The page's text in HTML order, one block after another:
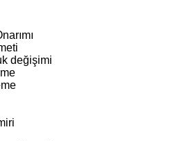
değişimi